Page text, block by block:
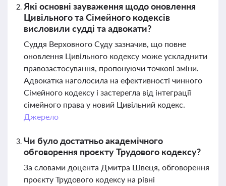
Які основні зауваження щодо оновлення
Цивільного та Сімейного кодексів
висловили судді та адвокати?
Суддя Верховного Суду зазначив, що повне
оновлення Цивільного кодексу може ускладнити
правозастосування, пропонуючи точкові зміни.
Адвокатка наголосила на ефективності чинного
Сімейного кодексу і застерегла від інтеграції
сімейного права у новий Цивільний кодекс.
Джерело
Чи було достатньо академічного
обговорення проєкту Трудового кодексу?
За словами доцента Дмитра Швеця, обговорення
проєкту Трудового кодексу на рівні